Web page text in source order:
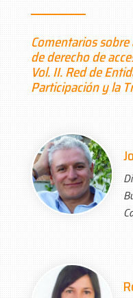
Comentarios
de derecho de
Vol. II. Red de
Participación y la